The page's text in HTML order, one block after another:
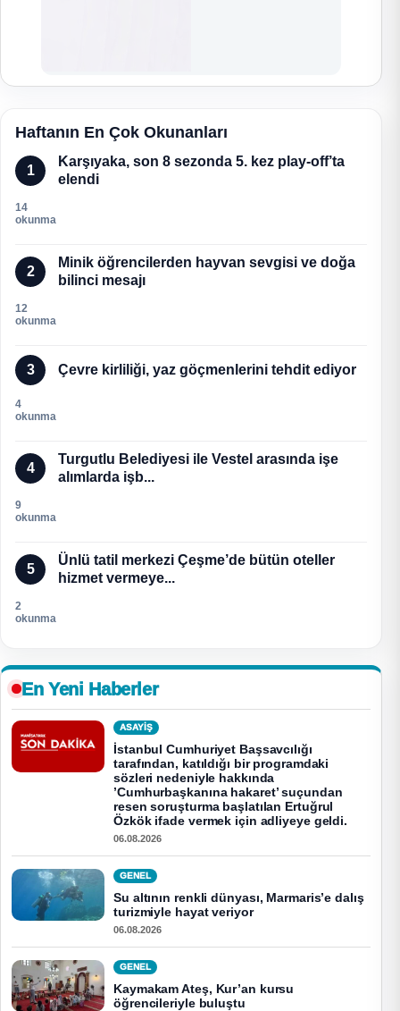
Haftanın En Çok Okunanları
1
Karşıyaka, son 8 sezonda 5. kez play-off’ta
elendi
14
okunma
2
Minik öğrencilerden hayvan sevgisi ve doğa
bilinci mesajı
12
okunma
3 Çevre kirliliği, yaz göçmenlerini tehdit ediyor
4
okunma
4
Turgutlu Belediyesi ile Vestel arasında işe
alımlarda işb...
9
okunma
5
Ünlü tatil merkezi Çeşme’de bütün oteller
hizmet vermeye...
2
okunma
En Yeni Haberler
ASAYİŞ
İstanbul Cumhuriyet Başsavcılığı
tarafından, katıldığı bir programdaki
sözleri nedeniyle hakkında
’Cumhurbaşkanına hakaret’ suçundan
resen soruşturma başlatılan Ertuğrul
Özkök ifade vermek için adliyeye geldi.
06.08.2026
GENEL
Su altının renkli dünyası, Marmaris’e dalış
turizmiyle hayat veriyor
06.08.2026
GENEL
Kaymakam Ateş, Kur’an kursu
öğrencileriyle buluştu